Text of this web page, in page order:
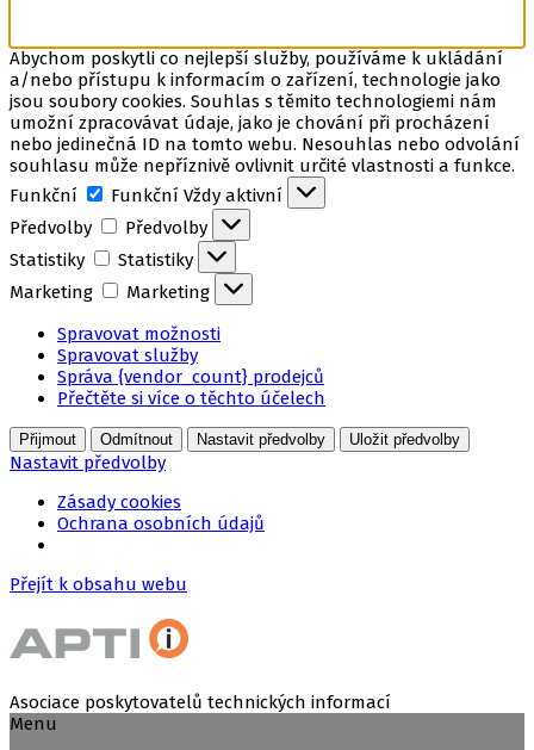
Abychom poskytli co nejlepší služby, používáme k ukládání
a/nebo přístupu k informacím o zařízení, technologie jako
jsou soubory cookies. Souhlas s těmito technologiemi nám
umožní zpracovávat údaje, jako je chování při procházení
nebo jedinečná ID na tomto webu. Nesouhlas nebo odvolání
souhlasu může nepříznivě ovlivnit určité vlastnosti a funkce.
Funkční
Funkční Vždy aktivní
Předvolby
Předvolby
Statistiky
Statistiky
Marketing
Marketing
Spravovat možnosti
Spravovat služby
Správa {vendor_count} prodejců
Přečtěte si více o těchto účelech
Přijmout Odmítnout Nastavit předvolby Uložit předvolby
Nastavit předvolby
Zásady cookies
Ochrana osobních údajů
Přejít k obsahu webu
Asociace poskytovatelů technických informací
Menu